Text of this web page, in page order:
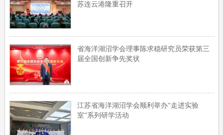
苏连云港隆重召开
省海洋湖沼学会理事陈求稳研究员荣获第三
届全国创新争先奖状
江苏省海洋湖沼学会顺利举办“走进实验
室”系列研学活动